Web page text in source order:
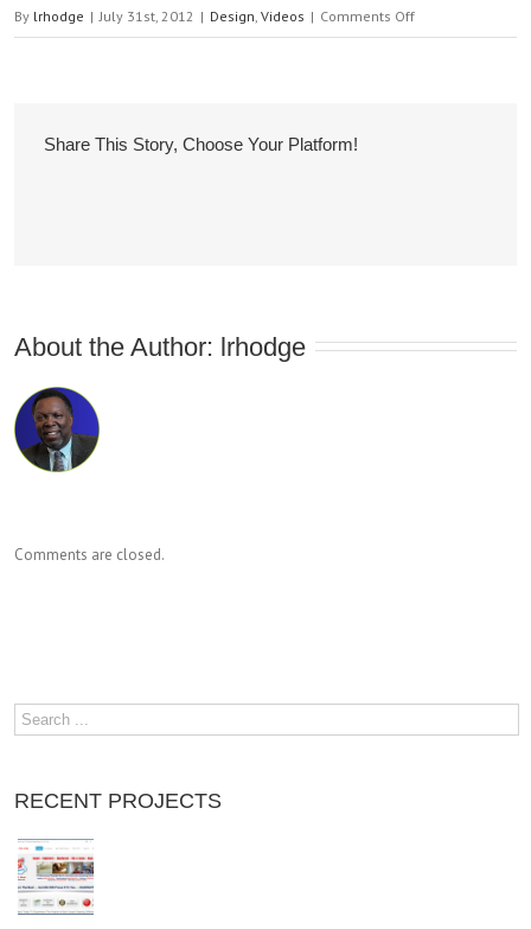
By lrhodge | July 31st, 2012 | Design, Videos | Comments Offon
Maecenas
Share This Story, Choose Your Platform!
About the Author: lrhodge
Comments are closed.
RECENT PROJECTS